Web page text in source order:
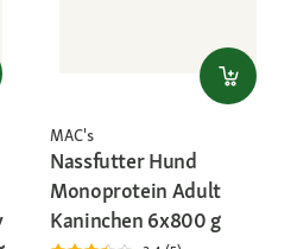
MAC's
Nassfutter Hund
Monoprotein Adult
Kaninchen 6x800 g